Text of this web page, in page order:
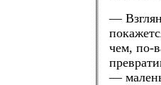
—
чем, по-
—